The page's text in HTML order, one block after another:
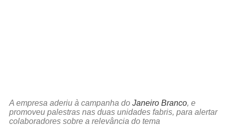
A empresa aderiu à campanha do Janeiro Branco, e
promoveu palestras nas duas unidades fabris, para alertar
colaboradores sobre a relevância do tema